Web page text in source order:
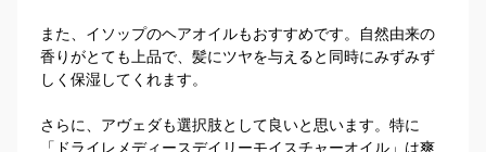
また、イソップのヘアオイルもおすすめです。自然由来の
香りがとても上品で、髪にツヤを与えると同時にみずみず
しく保湿してくれます。
さらに、アヴェダも選択肢として良いと思います。特に
「ドライレメディースデイリーモイスチャーオイル」は爽